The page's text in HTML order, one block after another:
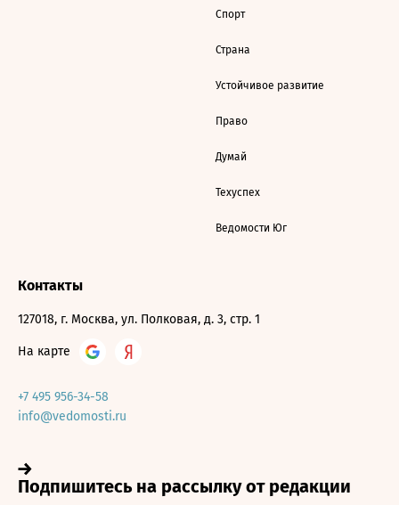
Спорт
Страна
Устойчивое развитие
Право
Думай
Техуспех
Ведомости Юг
Контакты
127018, г. Москва, ул. Полковая, д. 3, стр. 1
На карте
+7 495 956-34-58
info@vedomosti.ru